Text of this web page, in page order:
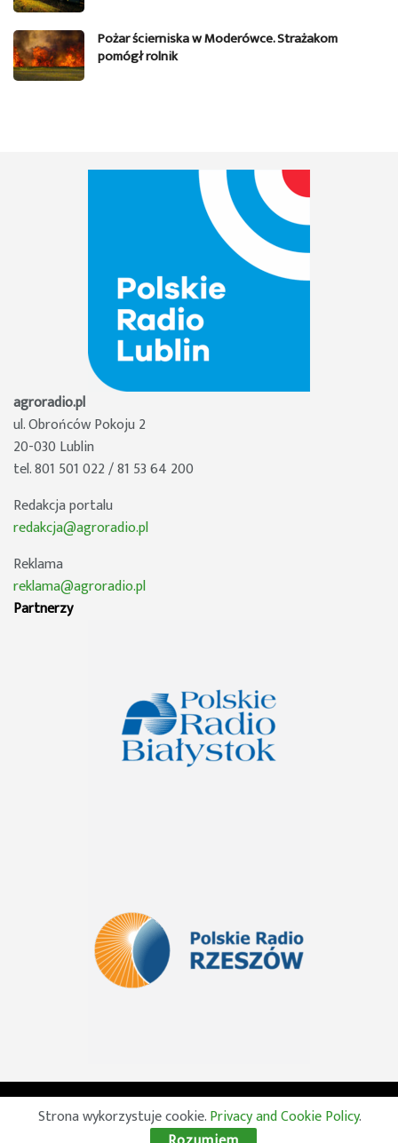
Pożar ścierniska w Moderówce. Strażakom
pomógł rolnik
agroradio.pl
ul. Obrońców Pokoju 2
20-030 Lublin
tel. 801 501 022 / 81 53 64 200
Redakcja portalu
redakcja@agroradio.pl
Reklama
reklama@agroradio.pl
Partnerzy
© 2026 Wszelkie prawa zastrzeżone. Radio Lublin S.A. w
likwidacji
Strona wykorzystuje cookie.Privacy and Cookie Policy.